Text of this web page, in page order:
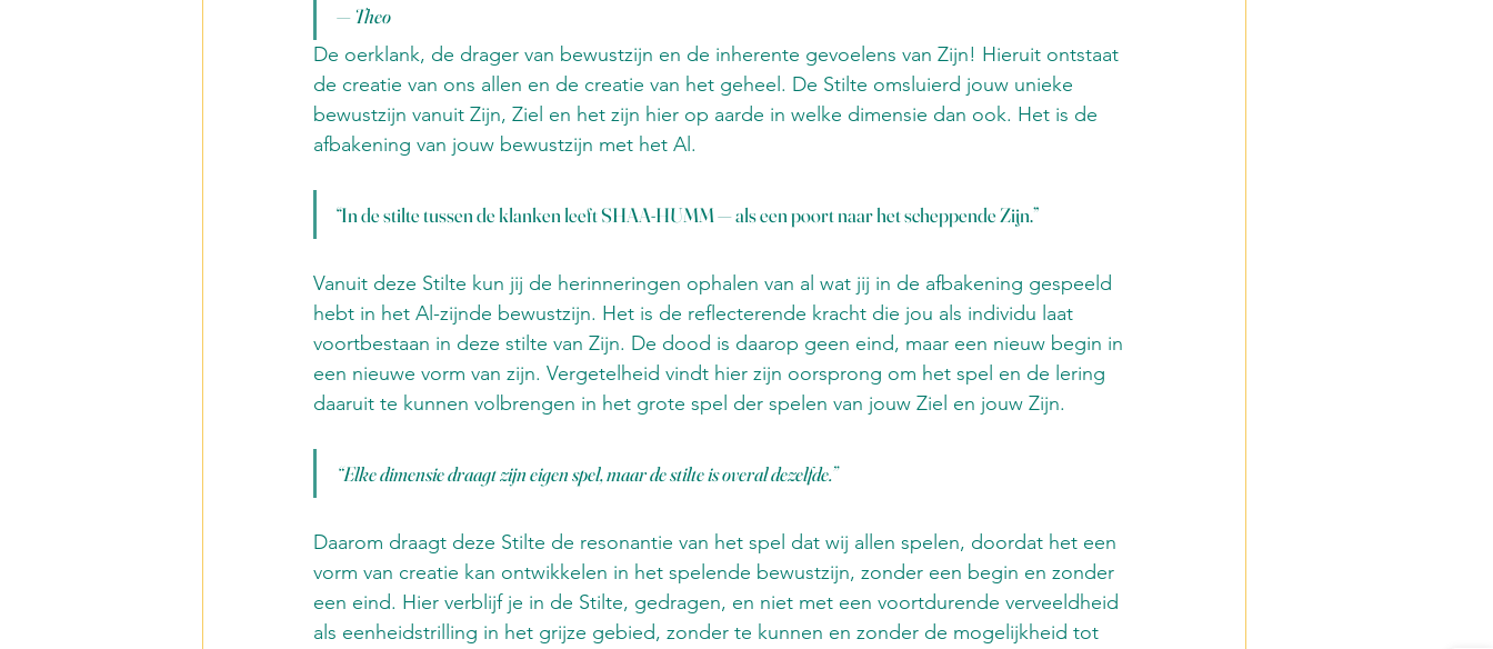
— Theo
De oerklank, de drager van bewustzijn en de inherente gevoelens van Zijn! Hieruit ontstaat
de creatie van ons allen en de creatie van het geheel. De Stilte omsluierd jouw unieke
bewustzijn vanuit Zijn, Ziel en het zijn hier op aarde in welke dimensie dan ook. Het is de
afbakening van jouw bewustzijn met het Al.
“In de stilte tussen de klanken leeft SHAA-HUMM — als een poort naar het scheppende Zijn.”
Vanuit deze Stilte kun jij de herinneringen ophalen van al wat jij in de afbakening gespeeld
hebt in het Al-zijnde bewustzijn. Het is de reflecterende kracht die jou als individu laat
voortbestaan in deze stilte van Zijn. De dood is daarop geen eind, maar een nieuw begin in
een nieuwe vorm van zijn. Vergetelheid vindt hier zijn oorsprong om het spel en de lering
daaruit te kunnen volbrengen in het grote spel der spelen van jouw Ziel en jouw Zijn.
“Elke dimensie draagt zijn eigen spel, maar de stilte is overal dezelfde.”
Daarom draagt deze Stilte de resonantie van het spel dat wij allen spelen, doordat het een
vorm van creatie kan ontwikkelen in het spelende bewustzijn, zonder een begin en zonder
een eind. Hier verblijf je in de Stilte, gedragen, en niet met een voortdurende verveeldheid
als eenheidstrilling in het grijze gebied, zonder te kunnen en zonder de mogelijkheid tot